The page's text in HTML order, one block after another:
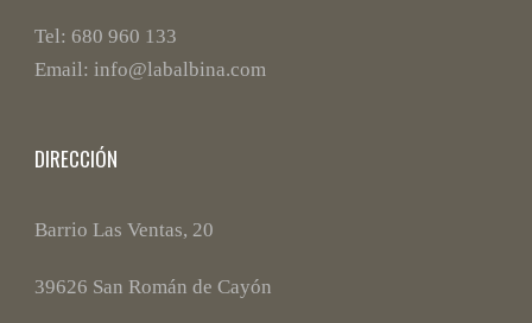
Tel: 680 960 133
Email: info@labalbina.com
DIRECCIÓN
Barrio Las Ventas, 20
39626 San Román de Cayón